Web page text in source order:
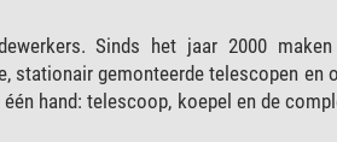
Sinds het jaar 2000
stationair gemonteerde telescopen en
hand: telescoop, koepel en de